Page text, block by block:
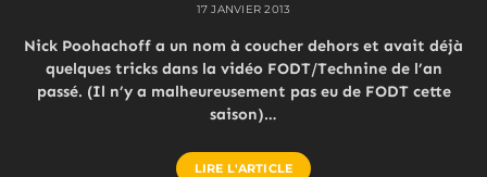
17 JANVIER 2013
Nick Poohachoff a un nom à coucher dehors et avait déjà
quelques tricks dans la vidéo FODT/Technine de l’an
passé. (Il n’y a malheureusement pas eu de FODT cette
saison)…
LIRE L'ARTICLE